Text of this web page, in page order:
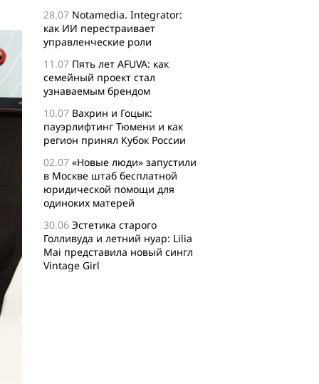
28.07 Notamedia. Integrator:
как ИИ перестраивает
управленческие роли
11.07 Пять лет AFUVA: как
семейный проект стал
узнаваемым брендом
10.07 Вахрин и Гоцык:
пауэрлифтинг Тюмени и как
регион принял Кубок России
02.07 «Новые люди» запустили
в Москве штаб бесплатной
юридической помощи для
одиноких матерей
30.06 Эстетика старого
Голливуда и летний нуар: Lilia
Mai представила новый сингл
Vintage Girl